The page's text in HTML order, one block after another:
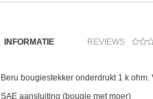
INFORMATIE REVIEWS
Beru bougiestekker onderdrukt 1 k
SAE aansluiting (bougie met moer)